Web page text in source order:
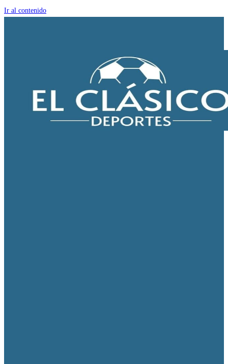
Ir al contenido